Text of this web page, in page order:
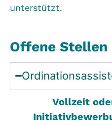
unterstützt.
Offene Stellen
Vollzeit